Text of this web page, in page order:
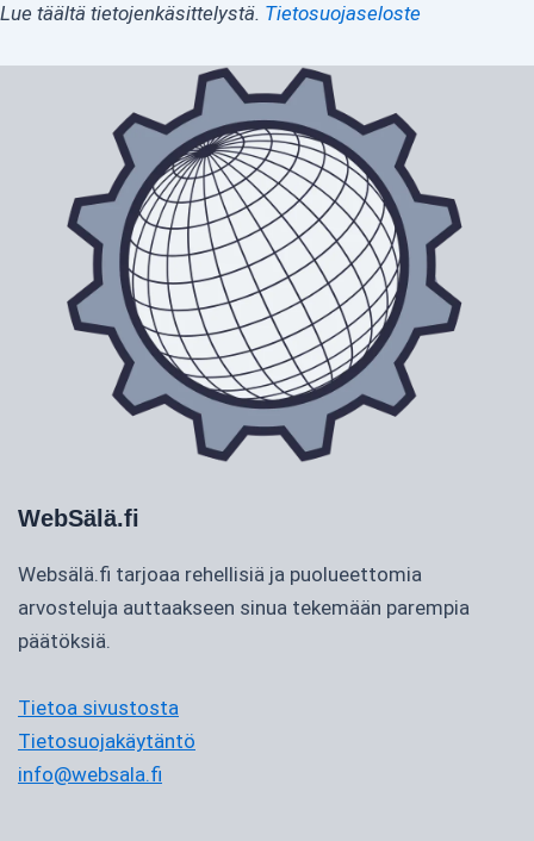
Lue täältä tietojenkäsittelystä. Tietosuojaseloste
WebSälä.fi
Websälä.fi tarjoaa rehellisiä ja puolueettomia
arvosteluja auttaakseen sinua tekemään parempia
päätöksiä.
Tietoa sivustosta
Tietosuojakäytäntö
info@websala.fi